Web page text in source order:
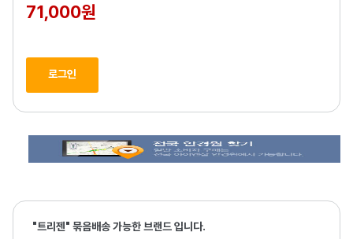
71,000원
로그인
"트리젠" 묶음배송 가능한 브랜드 입니다.